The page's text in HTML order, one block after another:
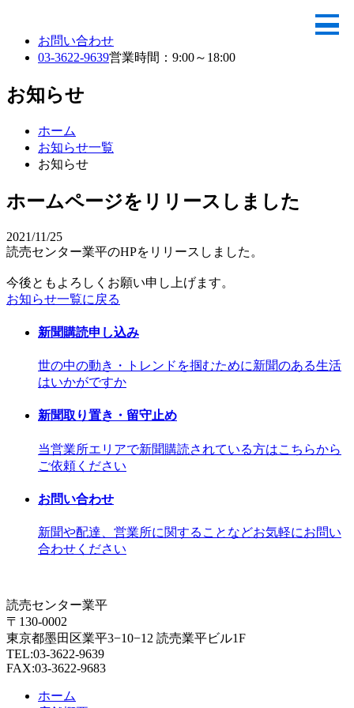
お問い合わせ
03-3622-9639営業時間：9:00～18:00
toggle
お知らせ
ホーム
お知らせ一覧
お知らせ
ホームページをリリースしました
2021/11/25
読売センター業平のHPをリリースしました。
今後ともよろしくお願い申し上げます。
お知らせ一覧に戻る
新聞購読申し込み
世の中の動き・トレンドを掴むために新聞のある生活
はいかがですか
新聞取り置き・留守止め
当営業所エリアで新聞購読されている方はこちらから
ご依頼ください
お問い合わせ
新聞や配達、営業所に関することなどお気軽にお問い
合わせください
読売センター業平
〒130-0002
東京都墨田区業平3−10−12 読売業平ビル1F
TEL:03-3622-9639
FAX:03-3622-9683
ホーム